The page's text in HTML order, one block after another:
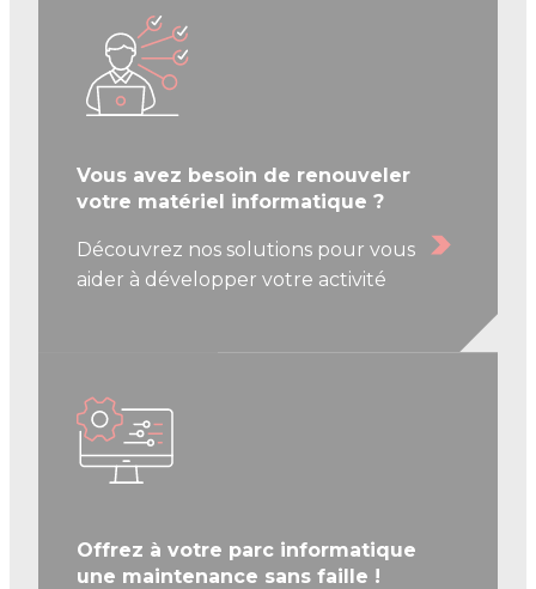
Vous avez besoin de renouveler
votre matériel informatique ?
Découvrez nos solutions pour vous
aider à développer votre activité
Offrez à votre parc informatique
une maintenance sans faille !